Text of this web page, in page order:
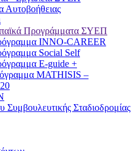
Αυτοβοήθειας
Προγράμματα ΣΥΕΠ
INNO-CAREER
Social Self
E-guide +
MATHISIS –
Συμβουλευτικής Σταδιοδρομίας